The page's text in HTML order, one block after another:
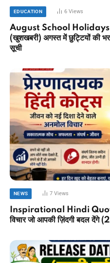
EDUCATION 6Views
August School
(खुशखबरी) अगस्त में छुट्टियों की
सूची
NEWS 7Views
Inspirational Hindi
विचार जो आपकी ज़िंदगी बदल देंगे